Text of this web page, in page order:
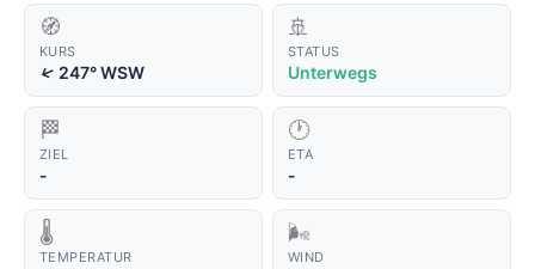
🧭
KURS
↑247° WSW
🚢
STATUS
Unterwegs
🏁
ZIEL
-
🕐
ETA
-
🌡️
TEMPERATUR
🌬️
WIND